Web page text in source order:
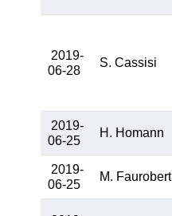
2019-
06-28
S. Cassisi
2019-
06-25
H. Homann
2019-
06-25
M. Faurobert